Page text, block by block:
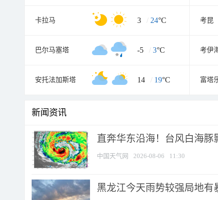
卡拉马 3 / 24°C 考昆
巴尔马塞塔 -5 / 3°C 考伊
安托法加斯塔 14 / 19°C 富塔
新闻资讯
直奔华东沿海！台风白海豚
中国天气网 2026-08-06 11:30
黑龙江今天雨势较强局地有